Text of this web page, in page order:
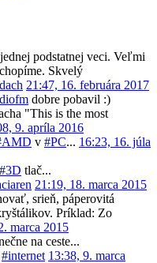
podstatnej veci. Veľmi
Skvelý
21:47, 16. februára 2017
dobre pobavil :)
"This is the most
9. apríla 2016
v #PC... 16:23, 16. júla
#3D tlač...
21:19, 18. marca 2015
srieň, páperovitá
Príklad: Zo
marca 2015
na ceste...
#internet 13:38, 9. marca